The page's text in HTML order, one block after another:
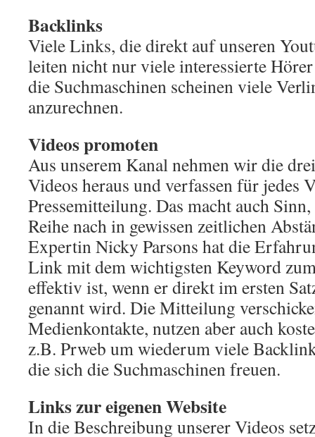
Backlinks
Viele Links, die direkt auf unseren
leiten nicht nur viele interessierte
die Suchmaschinen scheinen viele
anzurechnen.
Videos promoten
Aus unserem Kanal nehmen wir die
Videos heraus und verfassen für jedes
Pressemitteilung. Das macht auch
Reihe nach in gewissen zeitlichen
Expertin Nicky Parsons hat die
Link mit dem wichtigsten Keyword
effektiv ist, wenn er direkt im ersten
genannt wird. Die Mitteilung
Medienkontakte, nutzen aber auch
z.B. Prweb um wiederum viele
die sich die Suchmaschinen freuen.
Links zur eigenen Website
In die Beschreibung unserer Videos